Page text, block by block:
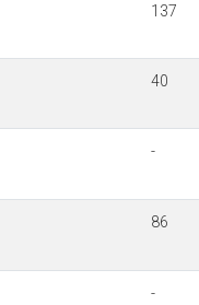
137
40
-
86
-